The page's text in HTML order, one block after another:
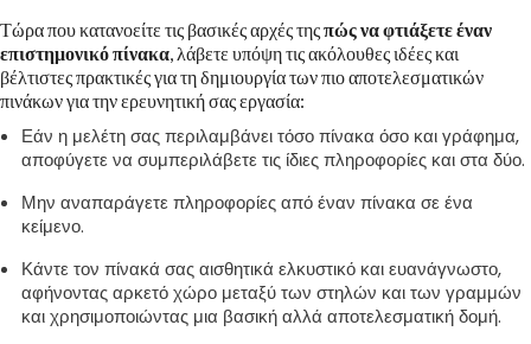
Τώρα που κατανοείτε τις βασικές αρχές τηςπώς να φτιάξετε έναν
επιστημονικό πίνακα , λάβετε υπόψη τις ακόλουθες ιδέες και
βέλτιστες πρακτικές για τη δημιουργία των πιο αποτελεσματικών
πινάκων για την ερευνητική σας εργασία:
Εάν η μελέτη σας περιλαμβάνει τόσο πίνακα όσο και γράφημα,
αποφύγετε να συμπεριλάβετε τις ίδιες πληροφορίες και στα δύο.
Μην αναπαράγετε πληροφορίες από έναν πίνακα σε ένα
κείμενο.
Κάντε τον πίνακά σας αισθητικά ελκυστικό και ευανάγνωστο,
αφήνοντας αρκετό χώρο μεταξύ των στηλών και των γραμμών
και χρησιμοποιώντας μια βασική αλλά αποτελεσματική δομή.